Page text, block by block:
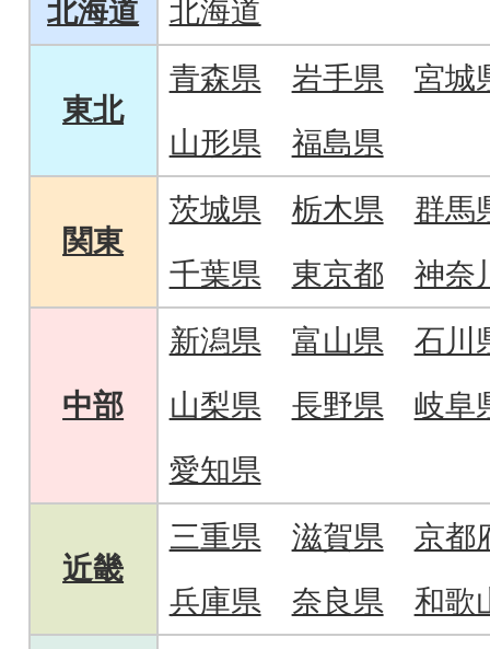
北海道 北海道
東北
青森県 岩手県
宮城
山形県
福島県
関東
茨城県 栃木県
群馬
千葉県
東京都 神奈
中部
新潟県 富山県
石川
山梨県
長野県
岐阜
愛知県
近畿
三重県 滋賀県
京都
兵庫県
奈良県 和歌